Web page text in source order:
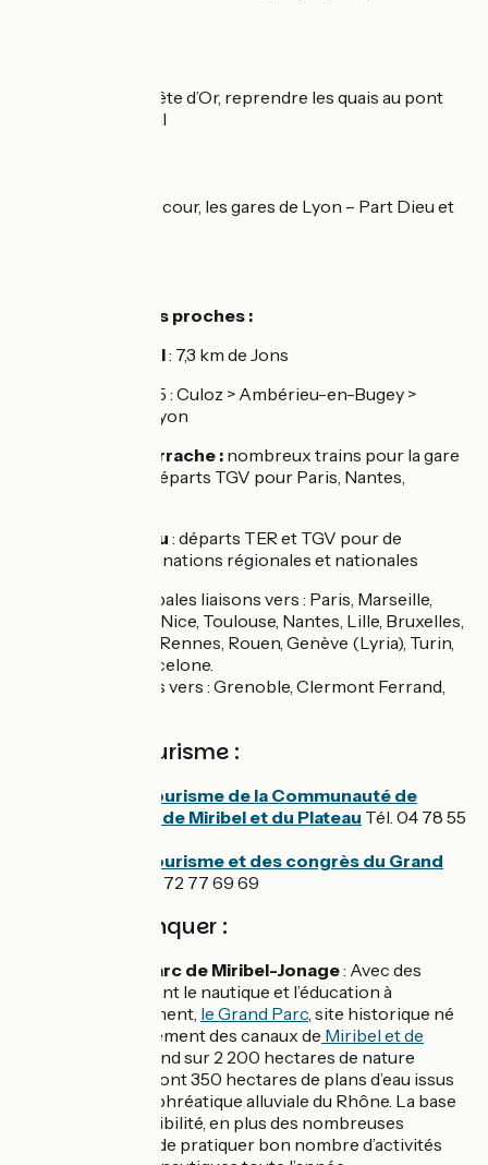
Par le parc de la Tête d’Or, reprendre les quais au pont
Winston Churchill
Vers la place Bellecour, les gares de Lyon – Part Dieu et
Les gares les plus proches :
Gare de Montluel: 7,3 km de Jons
TER Ligne 35 : Culoz > Ambérieu-en-Bugey >
Montluel > Lyon
Gare de Lyon Perrache : nombreux trains pour la gare
de la Part Dieu – départs TGV pour Paris, Nantes,
Gare de Part Dieu : départs TER et TGV pour de
nombreuses destinations régionales et nationales
TGV : principales liaisons vers : Paris, Marseille,
Montpellier, Nice, Toulouse, Nantes, Lille, Bruxelles,
Strasbourg, Rennes, Rouen, Genève (Lyria), Turin,
Milan et Barcelone.
TER : liaisons vers : Grenoble, Clermont Ferrand,
Offices de tourisme :
Office de tourisme de la Communauté de
communes de Miribel et du Plateau Tél. 04 78 55
Office de tourisme et des congrès du Grand
Tél. 04 72 77 69 69
A ne pas manquer :
Le Grand Parc de Miribel-Jonage: Avec des
activités alliant le nautique et l’éducation à
l’environnement, le Grand Parc, site historique né
de l’aménagement des canaux de Miribel et de
, s’étend sur 2 200 hectares de nature
préservée, dont 350 hectares de plans d’eau issus
de la nappe phréatique alluviale du Rhône. La base
offre la possibilité, en plus des nombreuses
animations, de pratiquer bon nombre d’activités